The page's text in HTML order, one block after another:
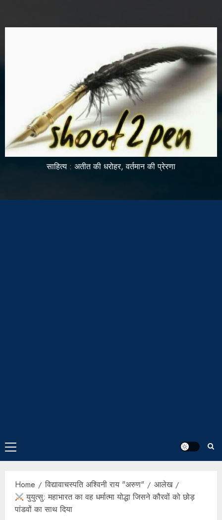
साहित्य : अतीत की धरोहर, वर्तमान की प्रेरणा
Home विद्यावाचस्पति अश्विनी राय "अरुण"
आलेख
युयुत्सु: महाभारत का वह धर्मात्मा योद्धा जिसने कौरवों को छोड़
पांडवों का साथ दिया